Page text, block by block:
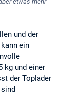
etwas mehr
und der
ein
kg und einer
der Toplader
sind